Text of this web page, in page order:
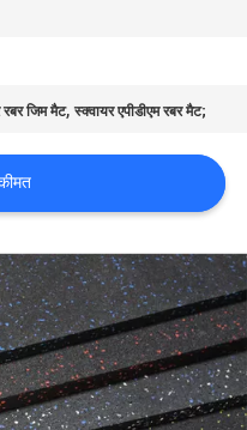
रबर जिम मैट,स्क्वायर एपीडीएम रबर मैट;